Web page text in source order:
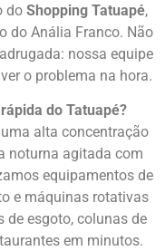
do Shopping Tatuapé,
do Anália Franco. Não
nossa equipe
o problema na hora.
do Tatuapé?
alta concentração
noturna agitada com
equipamentos de
e máquinas rotativas
de esgoto, colunas de
em minutos.